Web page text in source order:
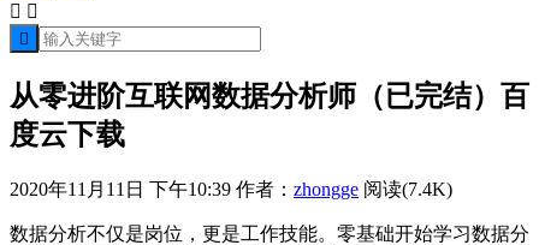
 

从零进阶互联网数据分析师（已完结）百
度云下载
2020年11月11日 下午10:39 作者： zhongge 阅读(7.4K)
数据分析不仅是岗位，更是工作技能。零基础开始学习数据分